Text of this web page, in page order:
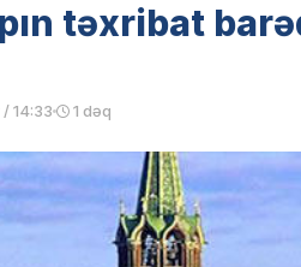
təxribat
14:33 1 dəq